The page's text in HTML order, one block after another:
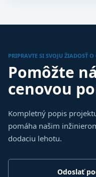
PRIPRAVTE SI SVOJU ŽIADOSŤ
Pomôžte
cenovou
Kompletný popis
pomáha našim
dodaciu lehotu.
Odoslať